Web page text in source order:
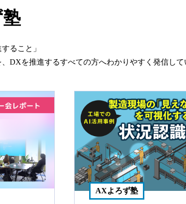
ること」
DXを推進するすべての方へわかりやすく発信して
AXよろず塾